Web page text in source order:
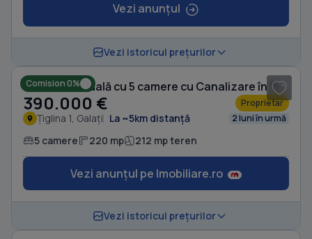
Vezi anunțul
Vezi istoricul prețurilor
Comision 0% Casă individuală cu 5 camere cu Canalizare în Țiglina 1
390.000 € Proprietar
Țiglina 1, Galați La ~5km distanță 2 luni în urmă
5 camere 220 mp 212 mp teren
Vezi anunțul pe Imobiliare.ro
Vezi istoricul prețurilor